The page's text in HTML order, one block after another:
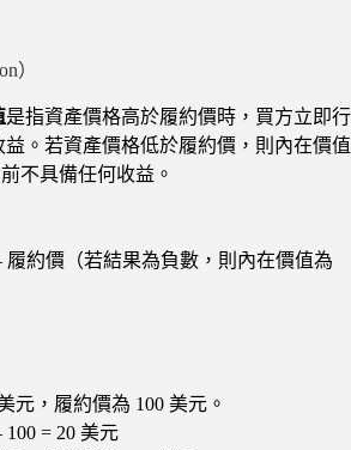
）
是指資產價格高於履約價時，買方立即行
。若資產價格低於履約價，則內在價值
不具備任何收益。
履約價（若結果為負數，則內在價值為
元，履約價為 100 美元。
100 = 20 美元